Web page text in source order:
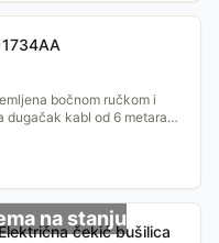
bočnom ručkom i
dugačak kabl od 6 metara
na stanju
čekić bušilica